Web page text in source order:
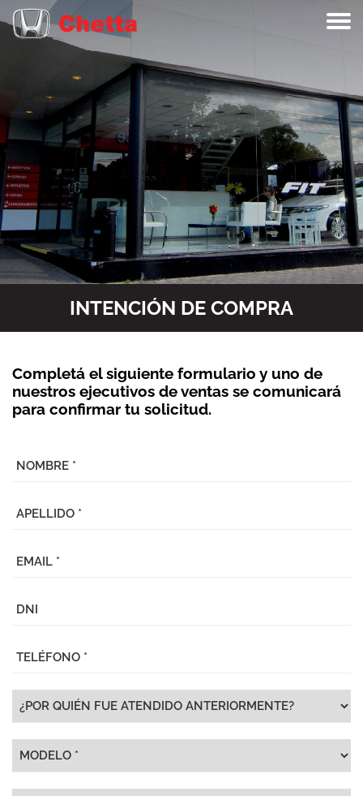
INTENCIÓN DE COMPRA
Completá el siguiente formulario y uno de
nuestros ejecutivos de ventas se comunicará
para confirmar tu solicitud.